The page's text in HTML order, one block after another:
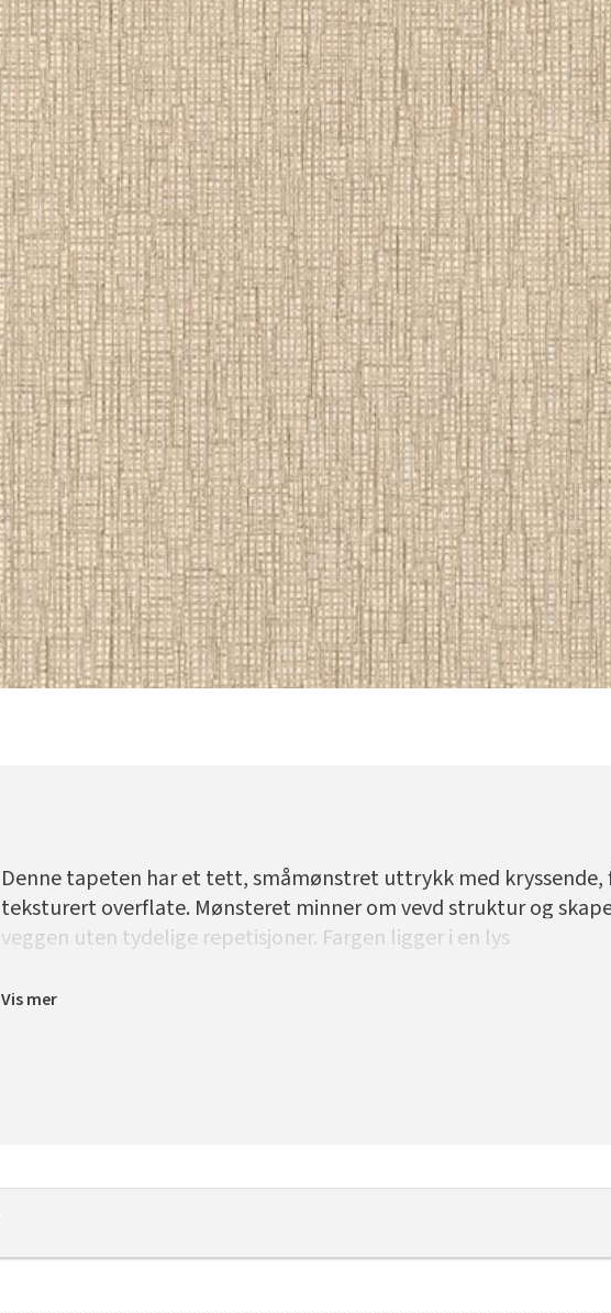
Denne tapeten har et tett, småmønstret uttrykk med kryssende,
teksturert overflate. Mønsteret minner om vevd struktur og
veggen uten tydelige repetisjoner. Fargen ligger i en lys
Vis mer